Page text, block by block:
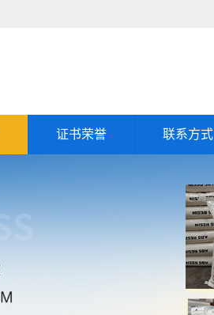
证书荣誉 联系方式